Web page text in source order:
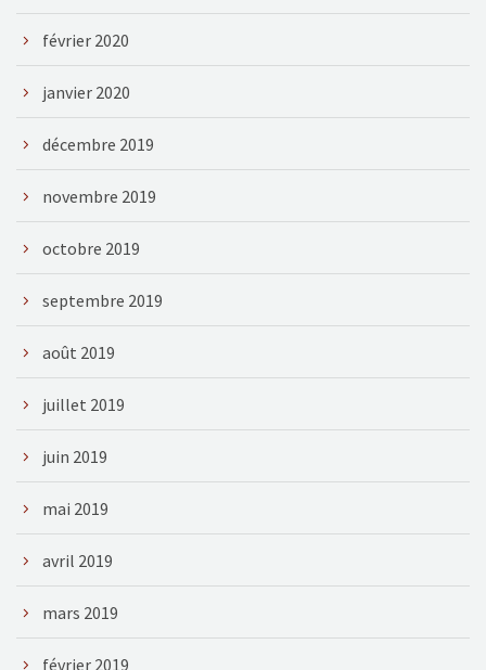
février 2020
janvier 2020
décembre 2019
novembre 2019
octobre 2019
septembre 2019
août 2019
juillet 2019
juin 2019
mai 2019
avril 2019
mars 2019
février 2019